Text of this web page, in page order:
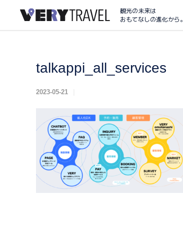
観光の未来は
おもてなしの進化から。
talkappi_all_services
2023-05-21